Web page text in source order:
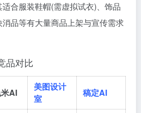
合服装鞋帽(需虚拟试衣)、饰品
品等有大量商品上架与宣传需求
品对比
AI
美图设计
室
稿定AI